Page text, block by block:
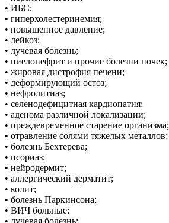
• ИБС;
• гиперхолестеринемия;
• повышенное давление;
• лейкоз;
• лучевая болезнь;
• пиелонефрит и прочие болезни почек;
• жировая дистрофия печени;
• деформирующий остоз;
• нефролитиаз;
• селенодефицитная кардиопатия;
• аденома различной локализации;
• преждевременное старение организма;
• отравление солями тяжелых металлов;
• болезнь Бехтерева;
• псориаз;
• нейродермит;
• аллергический дерматит;
• колит;
• болезнь Паркинсона;
• ВИЧ больные;
• лучевая болезнь;